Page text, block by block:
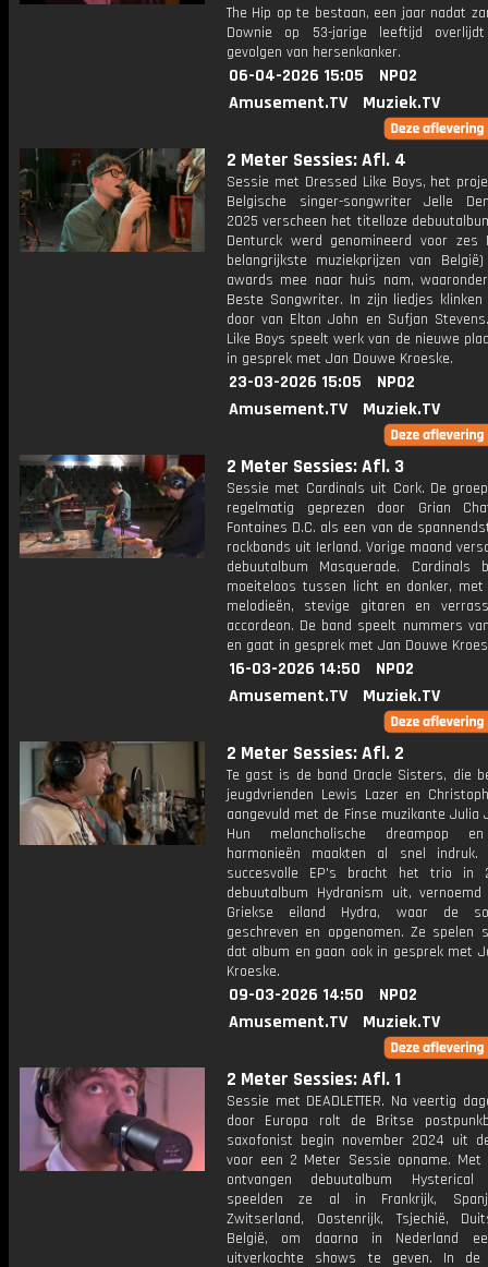
The Hip op te bestaan, een jaar nadat
Downie op 53-jarige leeftijd
gevolgen van hersenkanker.
06-04-2026 15:05
NPO2
Amusement.TV
Muziek.TV
2 Meter Sessies: Afl. 4
Sessie met Dressed Like Boys, het
Belgische singer-songwriter Jelle
2025 verscheen het titelloze
Denturck werd genomineerd voor zes
belangrijkste muziekprijzen van
awards mee naar huis nam,
Beste Songwriter. In zijn liedjes klinken
door van Elton John en Sufjan
Like Boys speelt werk van de nieuwe
in gesprek met Jan Douwe Kroeske.
23-03-2026 15:05
NPO2
Amusement.TV
Muziek.TV
2 Meter Sessies: Afl. 3
Sessie met Cardinals uit Cork. De
regelmatig geprezen door Grian
Fontaines D.C. als een van de
rockbands uit Ierland. Vorige maand
debuutalbum Masquerade. Cardinals
moeiteloos tussen licht en donker, met
melodieën, stevige gitaren en
accordeon. De band speelt nummers
en gaat in gesprek met Jan Douwe
16-03-2026 14:50
NPO2
Amusement.TV
Muziek.TV
2 Meter Sessies: Afl. 2
Te gast is de band Oracle Sisters, die
jeugdvrienden Lewis Lazer en
aangevuld met de Finse muzikante Julia
Hun melancholische dreampop
harmonieën maakten al snel
succesvolle EP's bracht het trio in
debuutalbum Hydranism uit,
Griekse eiland Hydra, waar de
geschreven en opgenomen. Ze spelen
dat album en gaan ook in gesprek met
Kroeske.
09-03-2026 14:50
NPO2
Amusement.TV
Muziek.TV
2 Meter Sessies: Afl. 1
Sessie met DEADLETTER. Na veertig
door Europa rolt de Britse
saxofonist begin november 2024 uit
voor een 2 Meter Sessie opname. Met
ontvangen debuutalbum Hysterical
speelden ze al in Frankrijk,
Zwitserland, Oostenrijk, Tsjechië,
België, om daarna in Nederland
uitverkochte shows te geven. In